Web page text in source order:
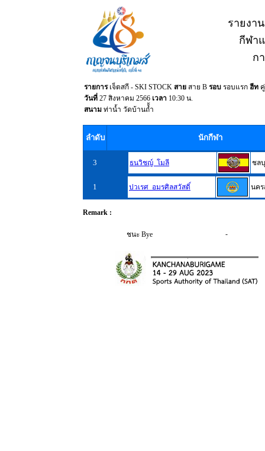
รายงา
กีฬา
ก
รายการเจ็ตสกี - SKI STOCK สาย สาย B รอบ รอบแรก ฮีท
วันที่ 27 สิงหาคม 2566 เวลา 10:30 น.
สนาม ท่าน้ำ วัดบ้านถ้้ำ
ลำดับ นักกีฬา
3 ธนวิชญ์ โมลี ชล
1 ปวเรศ อมรศิลสวัสดิ์ นคร
Remark :
ชนะ Bye -